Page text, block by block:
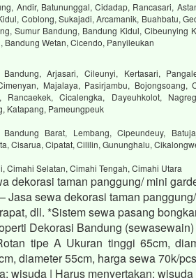
Andir, Batununggal, Cidadap, Rancasari,
Coblong, Sukajadi, Arcamanik, Buahbatu,
Sumur Bandung, Bandung Kidul, Cibeunying
Bandung Wetan, Cicendo, Panyileukan
Bandung, Arjasari, Cileunyi, Kertasari,
Majalaya, Pasirjambu, Bojongsoang,
Rancaekek, Cicalengka, Dayeuhkolot,
Katapang, Pameungpeuk
Bandung Barat, Lembang, Cipeundeuy,
Cisarua, Cipatat, Cililin, Gununghalu,
Cimahi Selatan, Cimahi Tengah, Cimahi Utara
dekorasi taman panggung/ mini
Jasa sewa dekorasi taman
dll. *Sistem sewa pasang
Dekorasi Bandung
tipe A Ukuran tinggi 65cm,
diameter 55cm, harga sewa 70k/
wisuda ‎| Harus menyertakan: wisuda